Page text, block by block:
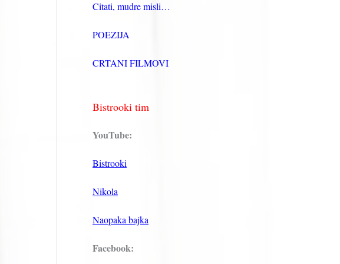
Citati, mudre misli…
POEZIJA
CRTANI FILMOVI
Bistrooki tim
YouTube:
Bistrooki
Nikola
Naopaka bajka
Facebook: